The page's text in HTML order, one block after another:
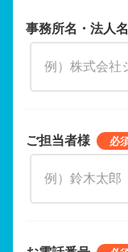
事務所名・法人名
ご担当者様